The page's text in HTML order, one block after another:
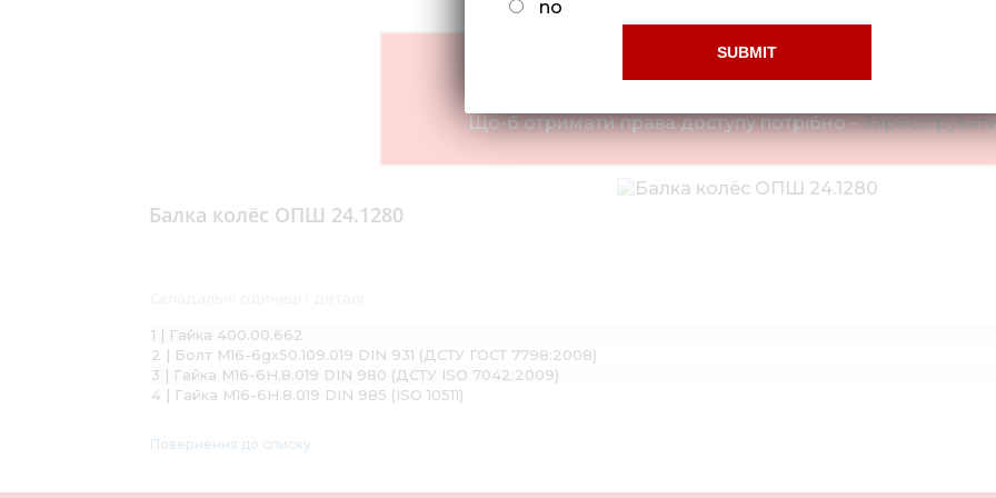
Обмежений доступ!
Що-б отримати права доступу потрібно -
Балка колёс ОПШ 24.1280
1 | Гайка 400.00.662
2 | Болт М16-6gх50.109.019 DIN 931 (ДСТУ ГОСТ 7798:2008)
3 | Гайка М16-6H.8.019 DIN 980 (ДСТУ ISO 7042:2009)
4 | Гайка М16-6Н.8.019 DIN 985 (ISO 10511)
Повернення до списку
no